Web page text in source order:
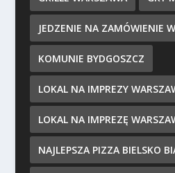
JEDZENIE NA ZAMÓWIENIE
KOMUNIE BYDGOSZCZ
LOKAL NA IMPREZY
LOKAL NA IMPREZĘ
NAJLEPSZA PIZZA BIELSKO